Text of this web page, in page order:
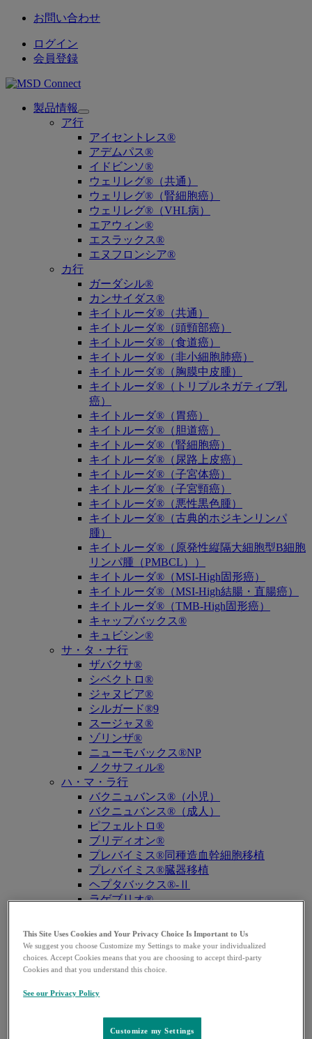
お問い合わせ
ログイン
会員登録
製品情報
Open
submenu
ア行
アイセントレス®
アデムパス®
イドビンソ®
ウェリレグ®（共通）
ウェリレグ®（腎細胞癌）
ウェリレグ®（VHL病）
エアウィン®
エスラックス®
エヌフロンシア®
カ行
ガーダシル®
カンサイダス®
キイトルーダ®（共通）
キイトルーダ®（頭頸部癌）
キイトルーダ®（食道癌）
キイトルーダ®（非小細胞肺癌）
キイトルーダ®（胸膜中皮腫）
キイトルーダ®（トリプルネガティブ乳
癌）
キイトルーダ®（胃癌）
キイトルーダ®（胆道癌）
キイトルーダ®（腎細胞癌）
キイトルーダ®（尿路上皮癌）
キイトルーダ®（子宮体癌）
キイトルーダ®（子宮頸癌）
キイトルーダ®（悪性黒色腫）
キイトルーダ®（古典的ホジキンリンパ
腫）
キイトルーダ®（原発性縦隔大細胞型B細胞
リンパ腫（PMBCL））
キイトルーダ®（MSI-High固形癌）
キイトルーダ®（MSI-High結腸・直腸癌）
キイトルーダ®（TMB-High固形癌）
キャップバックス®
キュビシン®
サ・タ・ナ行
ザバクサ®
シベクトロ®
ジャヌビア®
シルガード®9
スージャヌ®
ゾリンザ®
ニューモバックス®NP
ノクサフィル®
ハ・マ・ラ行
バクニュバンス®（小児）
バクニュバンス®（成人）
ピフェルトロ®
ブリディオン®
プレバイミス®同種造血幹細胞移植
プレバイミス®臓器移植
ヘプタバックス®-Ⅱ
ラゲブリオ®
リムパーザ®
レカルブリオ®
レンビマ®
ロタテック®
Open
悪性腫瘍
– 悪性腫瘍 TOP
– 婦人科癌
This Site Uses Cookies and Your Privacy Choice Is Important to Us
We suggest you choose Customize my Settings to make your individualized
choices. Accept Cookies means that you are choosing to accept third-party
Cookies and that you understand this choice.
See our Privacy Policy
Customize my Settings